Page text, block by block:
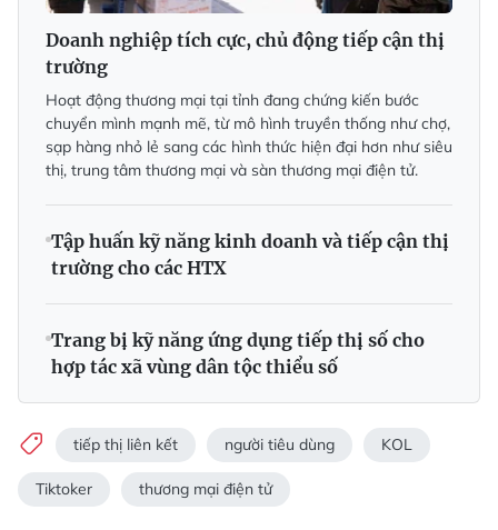
Doanh nghiệp tích cực, chủ động tiếp cận thị
trường
Hoạt động thương mại tại tỉnh đang chứng kiến bước
chuyển mình mạnh mẽ, từ mô hình truyền thống như chợ,
sạp hàng nhỏ lẻ sang các hình thức hiện đại hơn như siêu
thị, trung tâm thương mại và sàn thương mại điện tử.
Tập huấn kỹ năng kinh doanh và tiếp cận thị
trường cho các HTX
Trang bị kỹ năng ứng dụng tiếp thị số cho
hợp tác xã vùng dân tộc thiểu số
tiếp thị liên kết người tiêu dùng KOL
Tiktoker thương mại điện tử